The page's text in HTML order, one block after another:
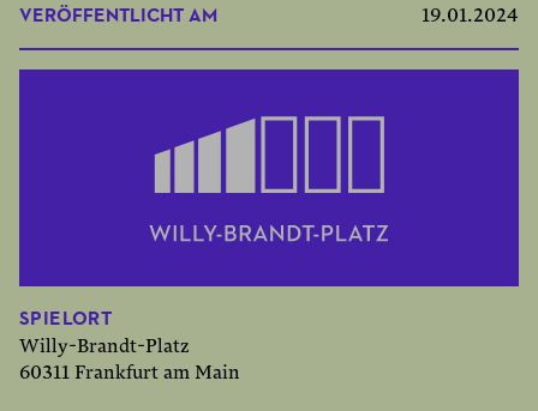
VERÖFFENTLICHT AM 19.01.2024
SPIELORT
Willy-Brandt-Platz
60311 Frankfurt am Main